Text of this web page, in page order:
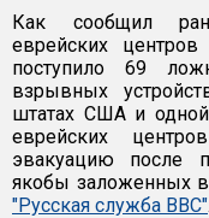
Как сообщил
еврейских
поступило 69
взрывных
штатах США и
еврейских
эвакуацию после
якобы заложенных
"Русская служба BBC"